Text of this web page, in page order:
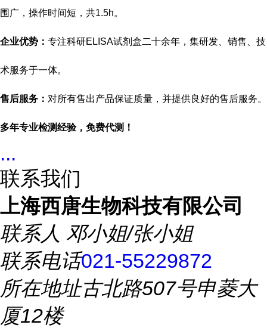
围广，操作时间短，共1.5h。
企业优势： 专注科研ELISA试剂盒二十余年，集研发、销售、技
术服务于一体。
售后服务： 对所有售出产品保证质量，并提供良好的售后服务。
多年专业检测经验，免费代测！
...
联系我们
上海西唐生物科技有限公司
联系人 邓小姐/张小姐
联系电话021-55229872
所在地址古北路507号申菱大
厦12楼